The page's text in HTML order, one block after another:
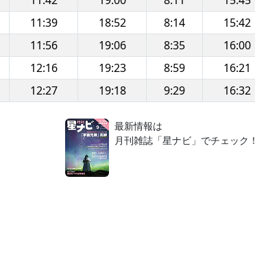
11:39 18:52 8:14 15:42
11:56 19:06 8:35 16:00
12:16 19:23 8:59 16:21
12:27 19:18 9:29 16:32
最新情報は
月刊雑誌「星ナビ」でチェック！